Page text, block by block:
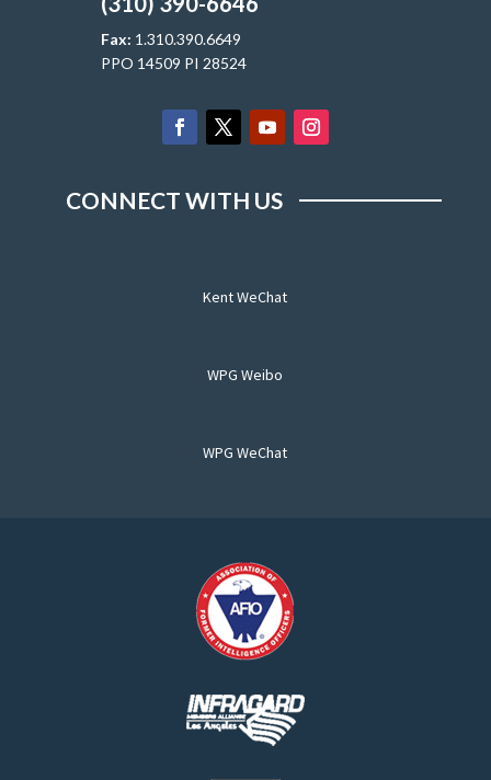
Fax: 1.310.390.6649
PPO 14509 PI 28524
CONNECT WITH US
Kent WeChat
WPG Weibo
WPG WeChat